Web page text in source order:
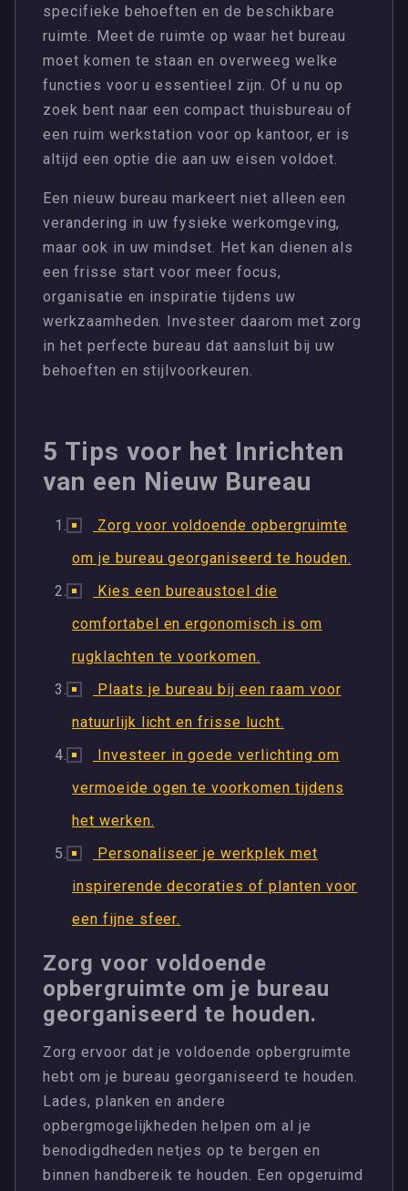
specifieke behoeften en de beschikbare
ruimte. Meet de ruimte op waar het bureau
moet komen te staan en overweeg welke
functies voor u essentieel zijn. Of u nu op
zoek bent naar een compact thuisbureau of
een ruim werkstation voor op kantoor, er is
altijd een optie die aan uw eisen voldoet.
Een nieuw bureau markeert niet alleen een
verandering in uw fysieke werkomgeving,
maar ook in uw mindset. Het kan dienen als
een frisse start voor meer focus,
organisatie en inspiratie tijdens uw
werkzaamheden. Investeer daarom met zorg
in het perfecte bureau dat aansluit bij uw
behoeften en stijlvoorkeuren.
5 Tips voor het Inrichten
van een Nieuw Bureau
Zorg voor voldoende opbergruimte
om je bureau georganiseerd te houden.
Kies een bureaustoel die
comfortabel en ergonomisch is om
rugklachten te voorkomen.
Plaats je bureau bij een raam voor
natuurlijk licht en frisse lucht.
Investeer in goede verlichting om
vermoeide ogen te voorkomen tijdens
het werken.
Personaliseer je werkplek met
inspirerende decoraties of planten voor
een fijne sfeer.
Zorg voor voldoende
opbergruimte om je bureau
georganiseerd te houden.
Zorg ervoor dat je voldoende opbergruimte
hebt om je bureau georganiseerd te houden.
Lades, planken en andere
opbergmogelijkheden helpen om al je
benodigdheden netjes op te bergen en
binnen handbereik te houden. Een opgeruimd